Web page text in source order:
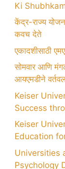
Ki
केंद्र-राज्य
कवच देते
एकादशीसाठी
सोमवार आणि
आयएमडीने
Keiser
Success
Keiser
Education
Universities
Psychology